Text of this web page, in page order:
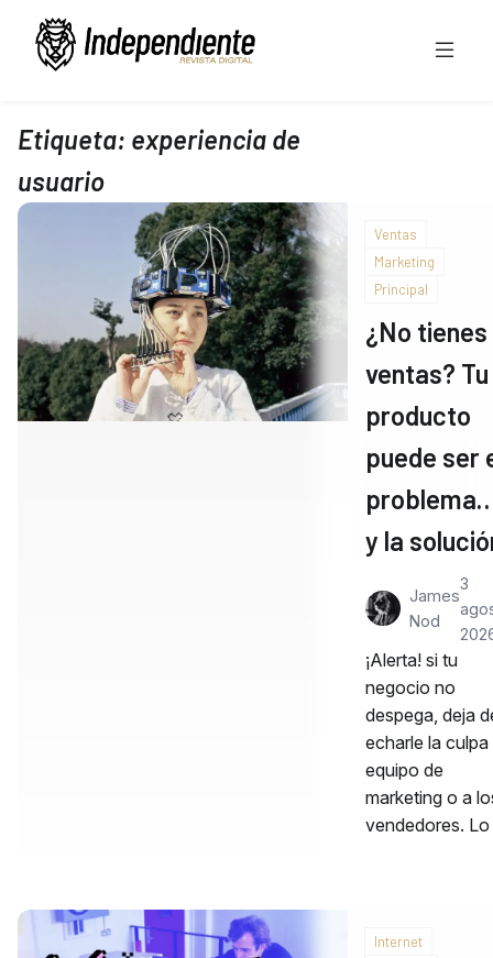
Etiqueta: experiencia de
usuario
Ventas
Marketing
Principal
¿No tienes
ventas? Tu
producto
puede ser
y la
James
Nod
3
¡Alerta! si tu
negocio no
despega, deja
echarle la culpa
equipo de
marketing o a
vendedores.
Internet